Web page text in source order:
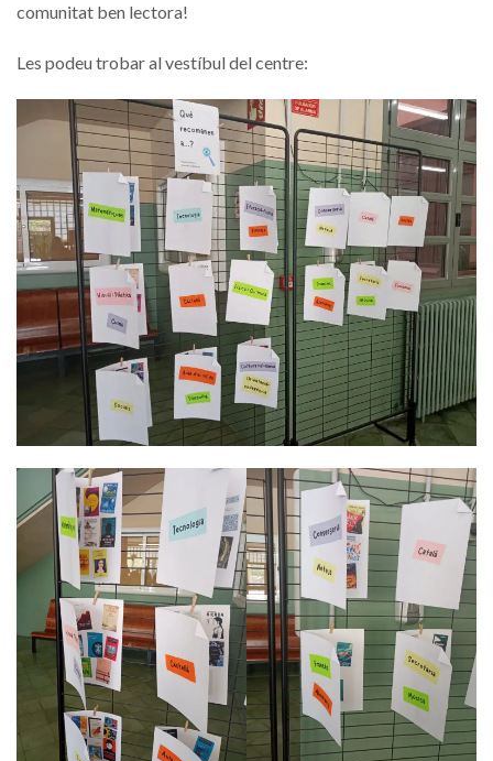
comunitat ben lectora!
Les podeu trobar al vestíbul del centre: